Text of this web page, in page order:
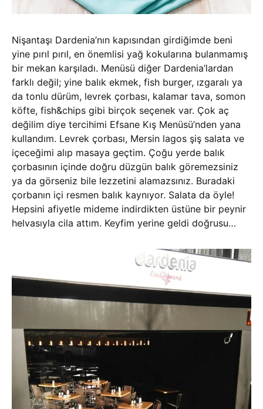
Nişantaşı Dardenia’nın kapısından girdiğimde beni
yine pırıl pırıl, en önemlisi yağ kokularına bulanmamış
bir mekan karşıladı. Menüsü diğer Dardenia’lardan
farklı değil; yine balık ekmek, fish burger, ızgaralı ya
da tonlu dürüm, levrek çorbası, kalamar tava, somon
köfte, fish&chips gibi birçok seçenek var. Çok aç
değilim diye tercihimi Efsane Kış Menüsü’nden yana
kullandım. Levrek çorbası, Mersin lagos şiş salata ve
içeceğimi alıp masaya geçtim. Çoğu yerde balık
çorbasının içinde doğru düzgün balık göremezsiniz
ya da görseniz bile lezzetini alamazsınız. Buradaki
çorbanın içi resmen balık kaynıyor. Salata da öyle!
Hepsini afiyetle mideme indirdikten üstüne bir peynir
helvasıyla cila attım. Keyfim yerine geldi doğrusu…